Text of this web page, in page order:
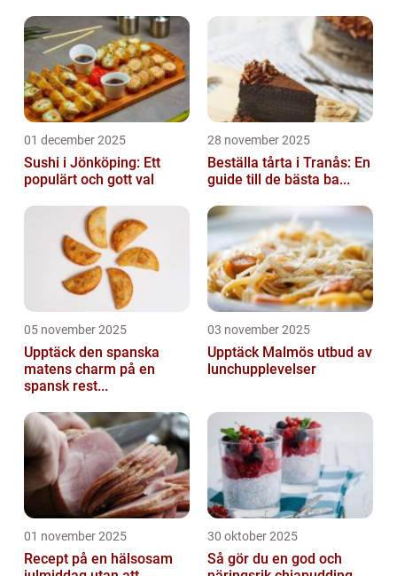
01 december 2025
Sushi i Jönköping: Ett
populärt och gott val
28 november 2025
Beställa tårta i Tranås: En
guide till de bästa ba...
05 november 2025
Upptäck den spanska
matens charm på en
spansk rest...
03 november 2025
Upptäck Malmös utbud av
lunchupplevelser
01 november 2025
Recept på en hälsosam
30 oktober 2025
Så gör du en god och